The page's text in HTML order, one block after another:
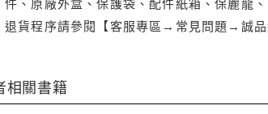
退貨程序請參閱【客服專區→常見問題→誠品
相關書籍